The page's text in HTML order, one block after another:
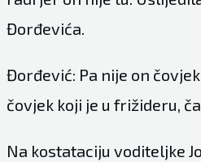
Đorđevića.
Đorđević: Pa nije on
čovjek koji je u frižideru,
Na kostataciju voditeljke